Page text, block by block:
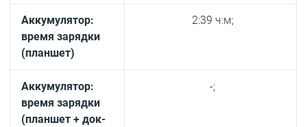
Аккумулятор:
время зарядки
(планшет)
2:39 ч:м;
Аккумулятор:
время зарядки
(планшет + док-
-;